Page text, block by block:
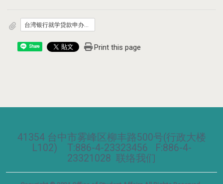
Share Print this page
41354 台中市雾峰区柳丰路500号(行政大楼
L102) T:886-4-23323456 F:886-4-
23321028 联络我们